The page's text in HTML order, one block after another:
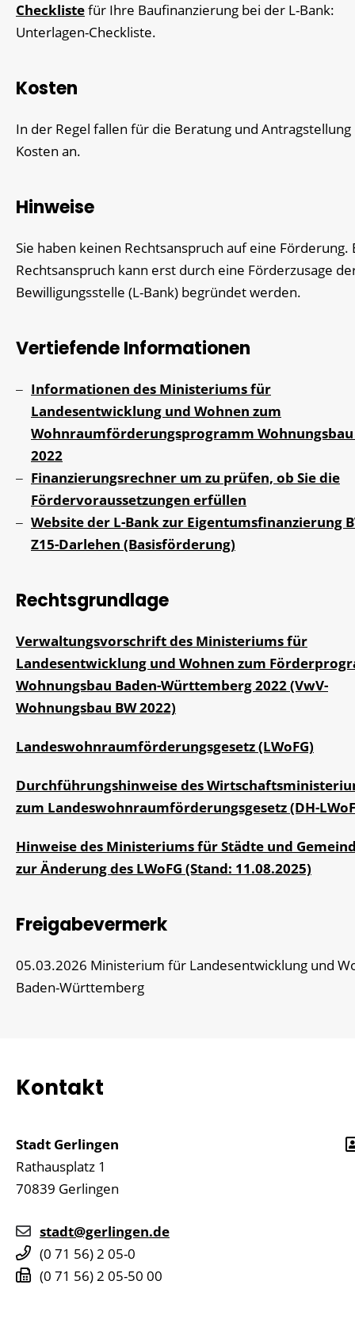
Checklistefür Ihre Baufinanzierung bei der L-Bank:
Unterlagen-Checkliste.
Kosten
In der Regel fallen für die Beratung und
Kosten an.
Hinweise
Sie haben keinen Rechtsanspruch auf eine Förderung.
Rechtsanspruch kann erst durch eine Förderzusage
Bewilligungsstelle (L-Bank) begründet werden.
Vertiefende Informationen
Informationen des Ministeriums für
Landesentwicklung und Wohnen zum
Wohnraumförderungsprogramm Wohnungsbau
2022
Finanzierungsrechner um zu prüfen, ob Sie die
Fördervoraussetzungen erfüllen
Website der L-Bank zur Eigentumsfinanzierung
Z15-Darlehen (Basisförderung)
Rechtsgrundlage
Verwaltungsvorschrift des Ministeriums für
Landesentwicklung und Wohnen zum
Wohnungsbau Baden-Württemberg 2022 (VwV-
Wohnungsbau BW 2022)
Landeswohnraumförderungsgesetz (LWoFG)
Durchführungshinweise des
zum Landeswohnraumförderungsgesetz (DH-
Hinweise des Ministeriums für Städte und
zur Änderung des LWoFG (Stand: 11.08.2025)
Freigabevermerk
05.03.2026 Ministerium für Landesentwicklung und
Baden-Württemberg
Kontakt
Stadt Gerlingen
Rathausplatz 1
70839 Gerlingen
stadt@gerlingen.de
(0 71 56) 2 05-0
(0 71 56) 2 05-50 00